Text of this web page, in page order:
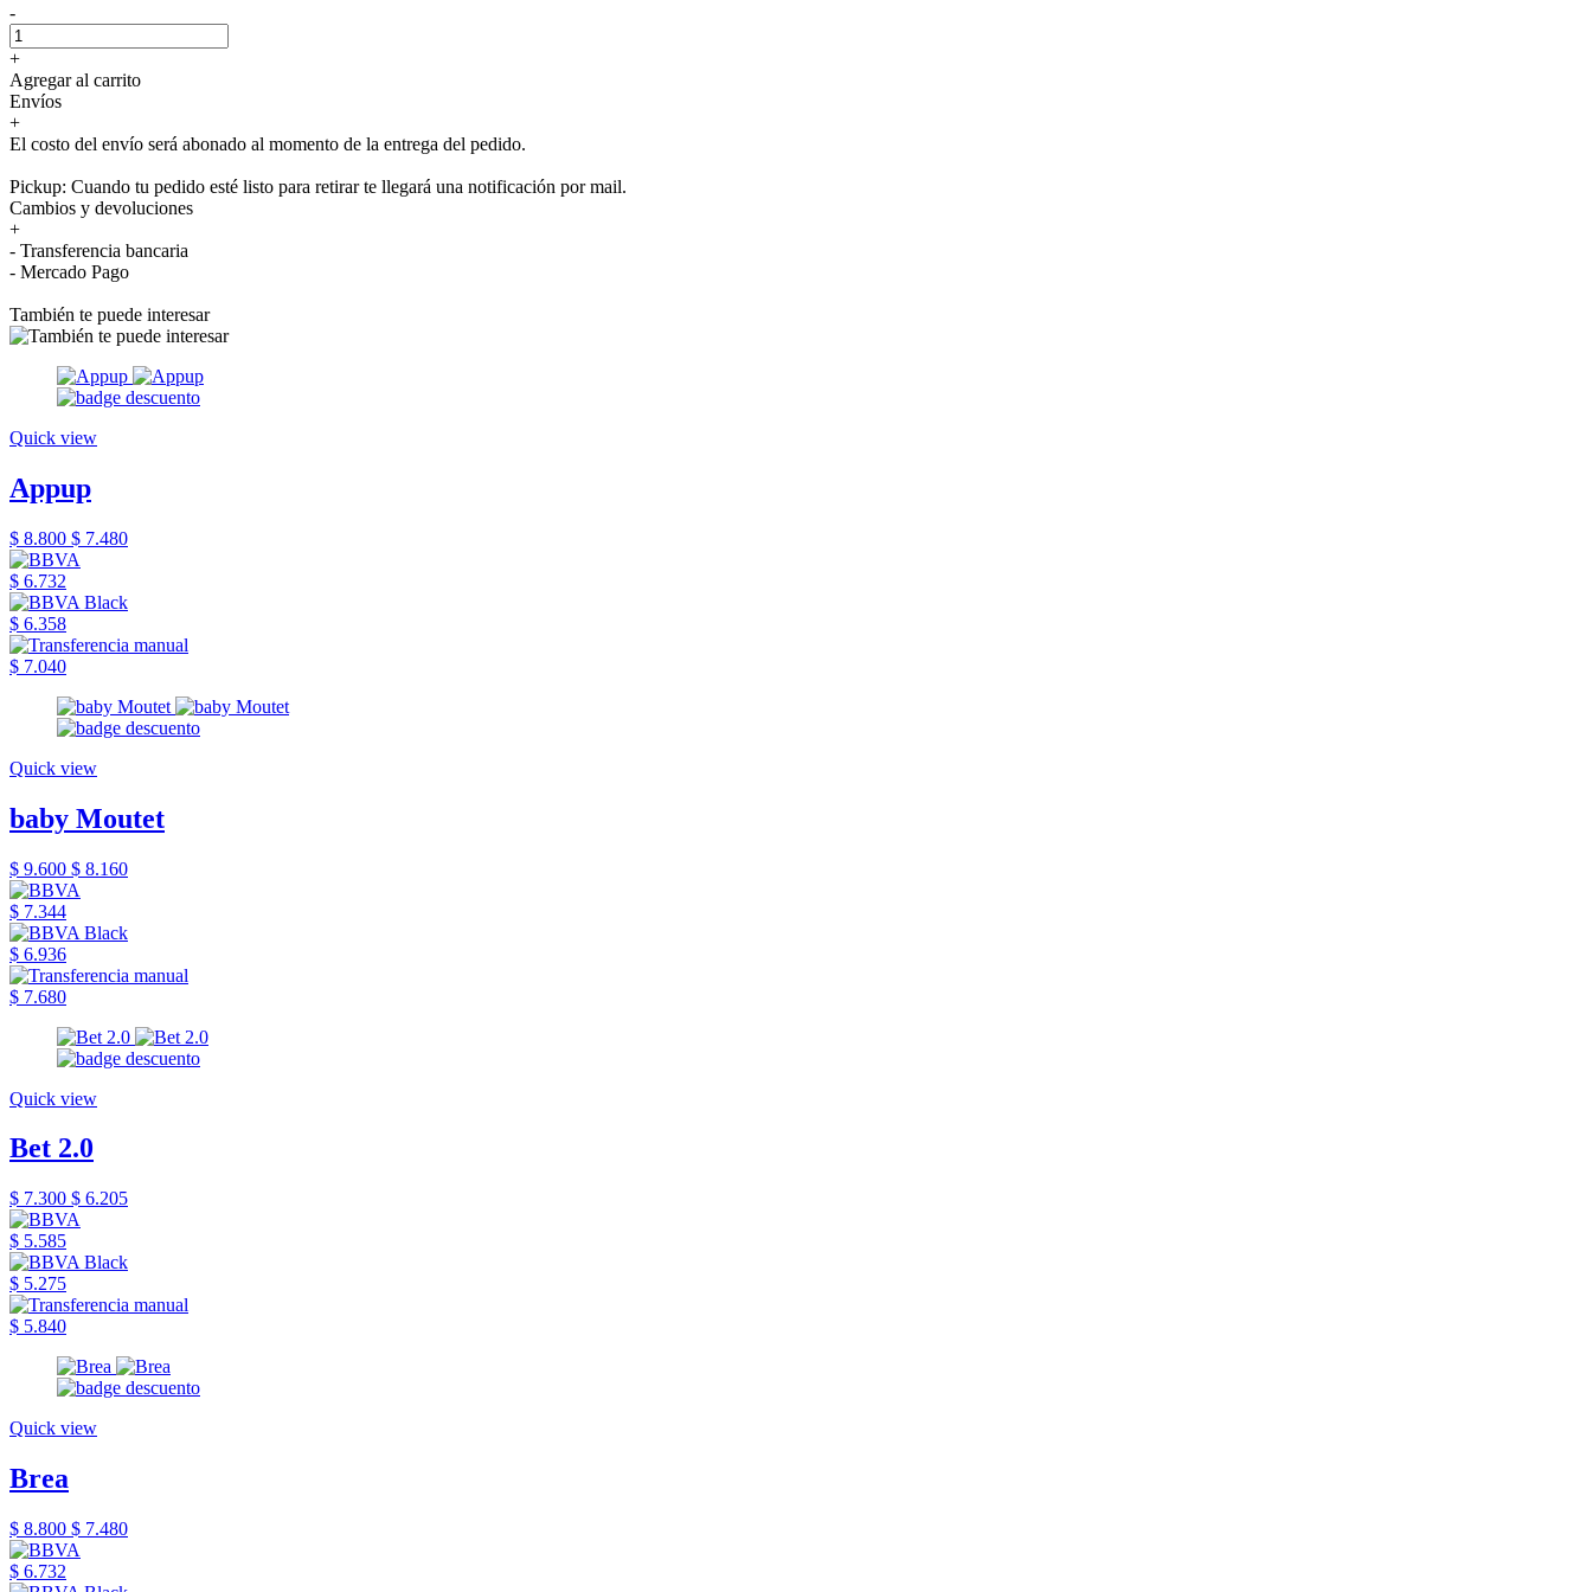
-
+
Agregar al carrito
Envíos
+
El costo del envío será abonado al momento de la entrega del pedido.
Pickup: Cuando tu pedido esté listo para retirar te llegará una notificación por mail.
Cambios y devoluciones
+
- Transferencia bancaria
- Mercado Pago
También te puede interesar
Quick view
Appup
$ 8.800 $ 7.480
$ 6.732
$ 6.358
$ 7.040
Quick view
baby Moutet
$ 9.600 $ 8.160
$ 7.344
$ 6.936
$ 7.680
Quick view
Bet 2.0
$ 7.300 $ 6.205
$ 5.585
$ 5.275
$ 5.840
Quick view
Brea
$ 8.800 $ 7.480
$ 6.732